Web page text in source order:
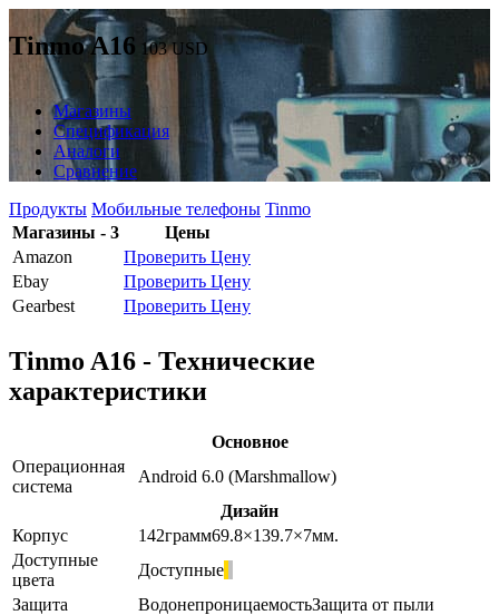
Tinmo A16 103USD
Магазины
Спецификация
Аналоги
Сравнение
Продукты Мобильные телефоны Tinmo
Магазины - 3
Цены
Amazon
Проверить Цену
Ebay
Проверить Цену
Gearbest
Проверить Цену
Tinmo A16 - Технические
характеристики
Основное
Операционная
система
Android 6.0 (Marshmallow)
Дизайн
Корпус
142грамм69.8×139.7×7мм.
Доступные
цвета
Доступные
Защита
ВодонепроницаемостьЗащита от пыли